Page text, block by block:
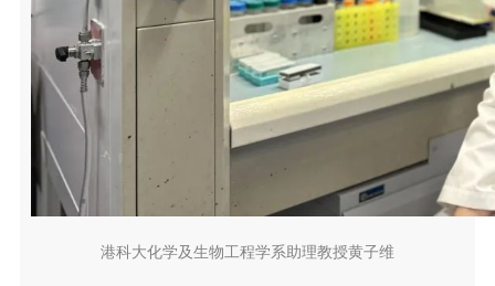
港科大化学及生物工程学系助理教授黄子维